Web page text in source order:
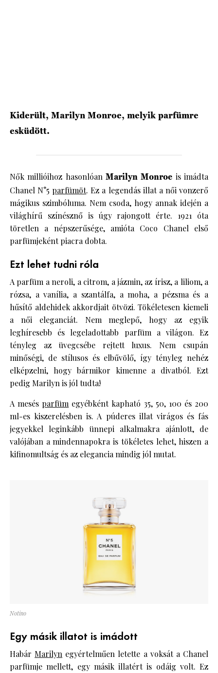
Kiderült, Marilyn Monroe, melyik parfümre
esküdött.
Nők millióihoz hasonlóanMarilyn Monroe is imádta
Chanel N°5 parfümöt. Ez a legendás illat a női vonzerő
mágikus szimbóluma. Nem csoda, hogy annak idején a
világhírű színésznő is úgy rajongott érte. 1921 óta
töretlen a népszerűsége, amióta Coco Chanel első
parfümjeként piacra dobta.
Ezt lehet tudni róla
A parfüm a neroli, a citrom, a jázmin, az írisz, a liliom, a
rózsa, a vanília, a szantálfa, a moha, a pézsma és a
hűsítő aldehidek akkordjait ötvözi. Tökéletesen kiemeli
a női eleganciát. Nem meglepő, hogy az egyik
leghíresebb és legeladottabb parfüm a világon. Ez
tényleg az üvegcsébe rejtett luxus. Nem csupán
minőségi, de stílusos és elbűvölő, így tényleg nehéz
elképzelni, hogy bármikor kimenne a divatból. Ezt
pedig Marilyn is jól tudta!
A mesés parfüm egyébként kapható 35, 50, 100 és 200
ml-es kiszerelésben is. A púderes illat virágos és fás
jegyekkel leginkább ünnepi alkalmakra ajánlott, de
valójában a mindennapokra is tökéletes lehet, hiszen a
kifinomultság és az elegancia mindig jól mutat.
Notino
Egy másik illatot is imádott
Habár Marilyn egyértelműen letette a voksát a Chanel
parfümje mellett, egy másik illatért is odáig volt. Ez